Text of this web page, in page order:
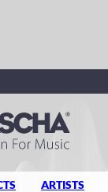
ARTISTS